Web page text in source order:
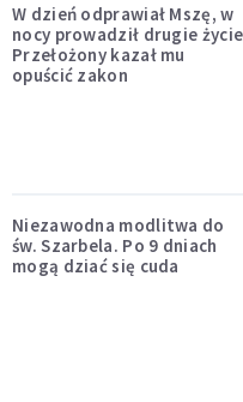
W dzień odprawiał Mszę, w
nocy prowadził drugie
Przełożony kazał mu
opuścić zakon
Niezawodna modlitwa do
św. Szarbela. Po 9 dniach
mogą dziać się cuda